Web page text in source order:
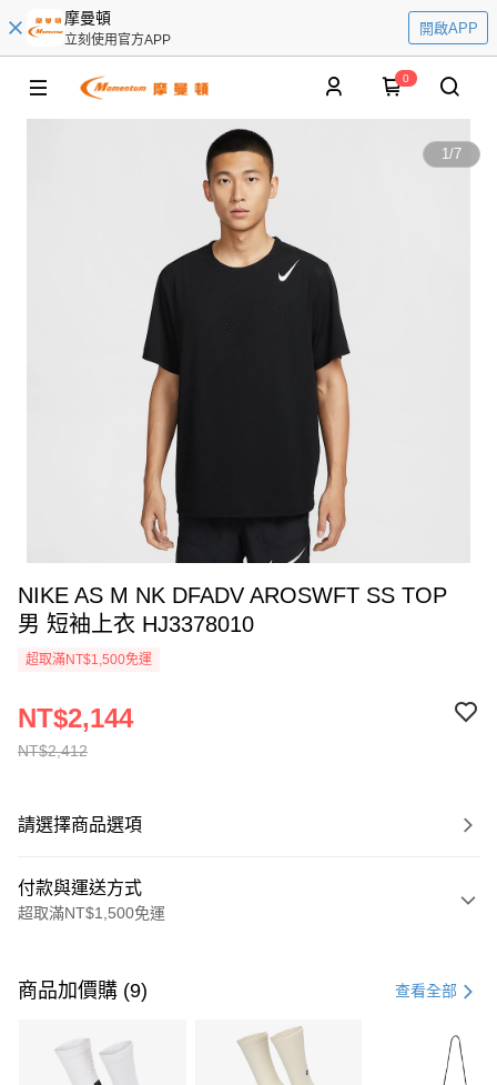
摩曼頓
立刻使用官方APP
開啟APP
0
1/7
NIKE AS M NK DFADV AROSWFT SS TOP
男 短袖上衣 HJ3378010
超取滿NT$1,500免運
NT$2,412
NT$2,144
請選擇商品選項
付款與運送方式
超取滿NT$1,500免運
信用卡一次付款
3 期 0 利率 每期 21家銀行
商品加價購 (9) 查看全部